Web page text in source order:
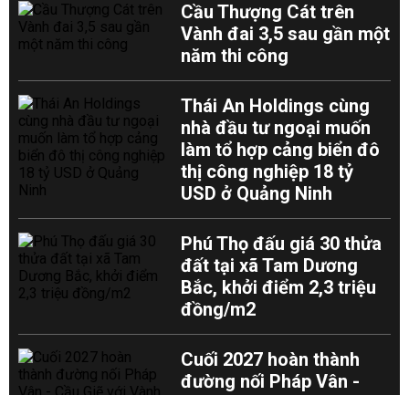
Cầu Thượng Cát trên
Vành đai 3,5 sau gần một
năm thi công
Thái An Holdings cùng
nhà đầu tư ngoại muốn
làm tổ hợp cảng biển đô
thị công nghiệp 18 tỷ
USD ở Quảng Ninh
Phú Thọ đấu giá 30 thửa
đất tại xã Tam Dương
Bắc, khởi điểm 2,3 triệu
đồng/m2
Cuối 2027 hoàn thành
đường nối Pháp Vân -